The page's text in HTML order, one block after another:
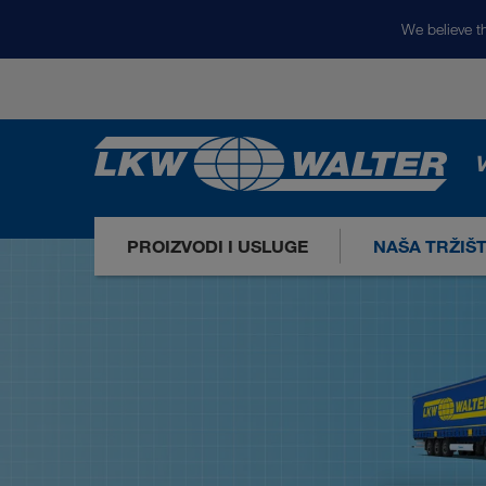
We believe
PROIZVODI I USLUGE NAŠA